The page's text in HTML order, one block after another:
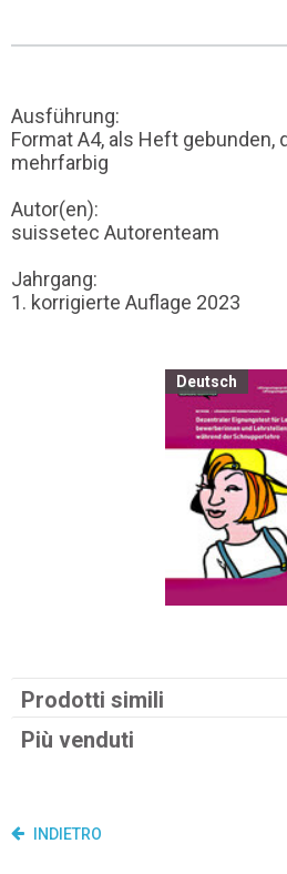
Ausführung:
Format A4, als Heft gebunden,
mehrfarbig
Autor(en):
suissetec Autorenteam
Jahrgang:
1. korrigierte Auflage 2023
Deutsch
Prodotti simili
Più venduti
INDIETRO